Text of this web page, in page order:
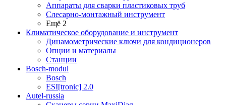
Аппараты для сварки пластиковых труб
Слесарно-монтажный инструмент
Ещё 2
Климатическое оборудование и инструмент
Динамометрические ключи для кондиционеров
Опции и материалы
Станции
Bosch-modul
Bosch
ESI[tronic] 2.0
Autel-russia